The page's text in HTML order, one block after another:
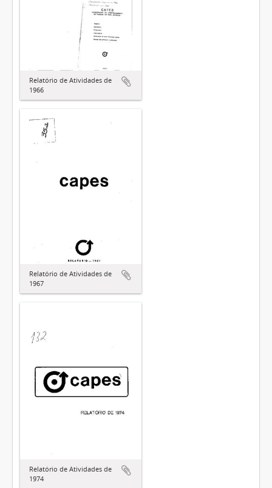
Relatório de Atividades de
1966
Relatório de Atividades de
1967
Relatório de Atividades de
1974